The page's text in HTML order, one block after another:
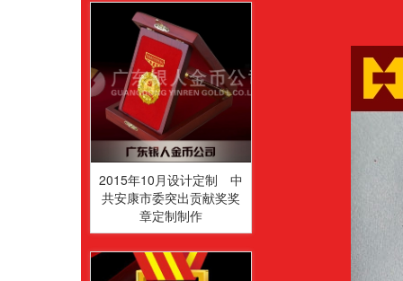
2015年10月设计定制 中
共安康市委突出贡献奖奖
章定制制作